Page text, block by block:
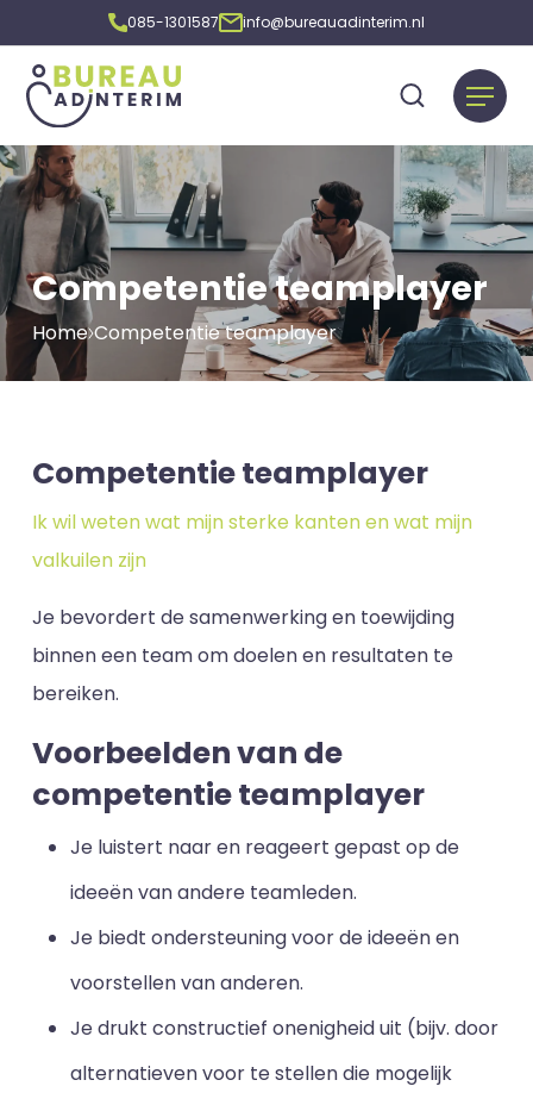
085-1301587 info@bureauadinterim.nl
Competentie teamplayer
Home Competentie teamplayer
Competentie teamplayer
Ik wil weten wat mijn sterke kanten en wat mijn
valkuilen zijn
Je bevordert de samenwerking en toewijding
binnen een team om doelen en resultaten te
bereiken.
Voorbeelden van de
competentie teamplayer
Je luistert naar en reageert gepast op de
ideeën van andere teamleden.
Je biedt ondersteuning voor de ideeën en
voorstellen van anderen.
Je drukt constructief onenigheid uit (bijv. door
alternatieven voor te stellen die mogelijk